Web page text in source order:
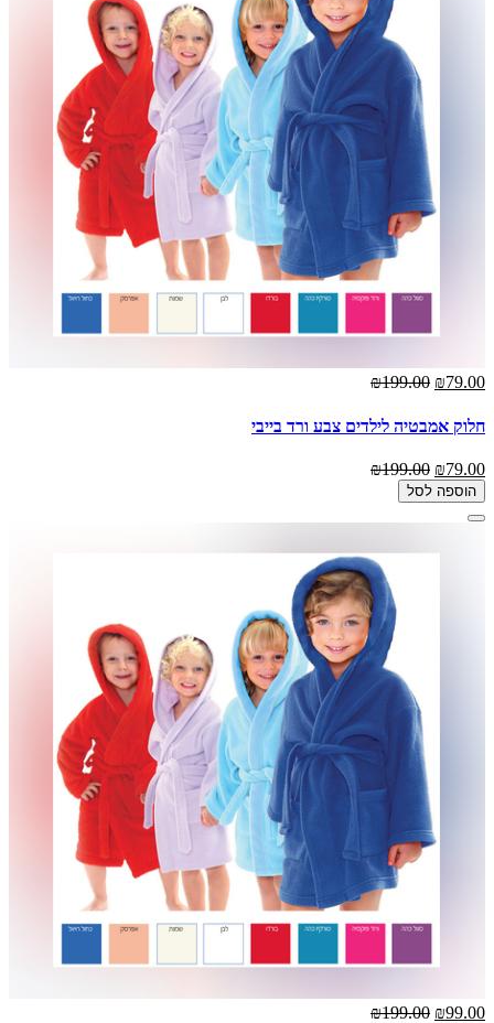
₪79.00
₪199.00
חלוק אמבטיה לילדים צבע ורד בייבי
₪79.00
₪199.00
הוספה לסל
₪99.00
₪199.00